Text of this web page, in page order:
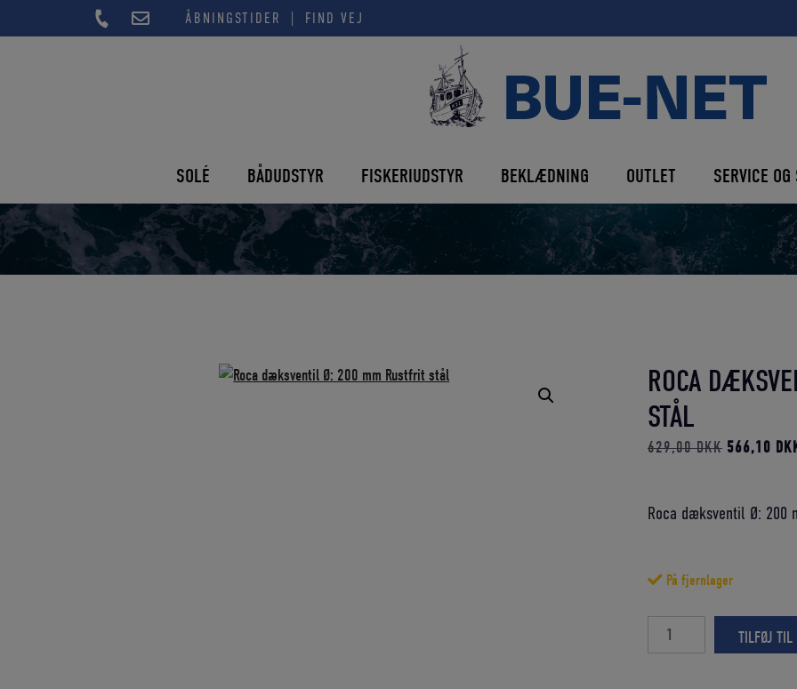
til
ÅBNINGSTIDER | FIND VEJ
SOLÉ BÅDUDSTYR FISKERIUDSTYR BEKLÆDNING OUTLET SERVICE
ROCA
STÅL
629,00DKK Den
566,10
Roca dæksventil Ø: 200
På fjernlager
Roca
dæksventil
TILFØJ TIL